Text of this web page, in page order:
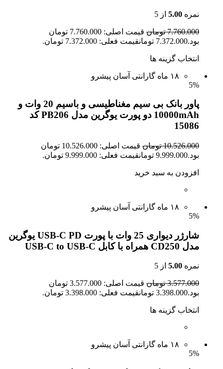
نمره 5.00 از 5
7.760.000 تومان
قیمت اصلی: 7.760.000 تومان
بود.7.372.000 تومانقیمت فعلی: 7.372.000 تومان.
انتخاب گزینه ها
۱۸ ماه گارانتی آسان پیشرو
5%
پاور بانک بی سیم مغناطیسی و باسیم 20 وات و
10000mAh دو پورت یوگرین مدل PB206 کد
15086
10.526.000 تومان
قیمت اصلی: 10.526.000 تومان
بود.9.999.000 تومانقیمت فعلی: 9.999.000 تومان.
افزودن به سبد خرید
۱۸ ماه گارانتی آسان پیشرو
5%
شارژر دیواری 25 وات با پورت USB-C PD یوگرین
مدل CD250 همراه با کابل USB-C to USB-C
نمره 5.00 از 5
3.577.000 تومان
قیمت اصلی: 3.577.000 تومان
بود.3.398.000 تومانقیمت فعلی: 3.398.000 تومان.
انتخاب گزینه ها
۱۸ ماه گارانتی آسان پیشرو
5%